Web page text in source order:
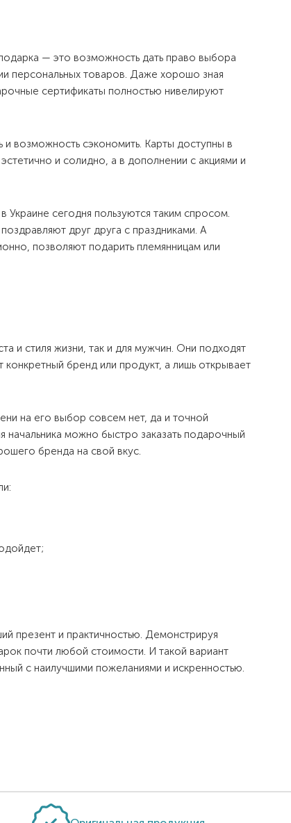
— это возможность дать право выбора
персональных товаров. Даже хорошо зная
сертификаты полностью нивелируют
и возможность сэкономить. Карты доступны в
и солидно, а в дополнении с акциями и
сегодня пользуются таким спросом.
друг друга с праздниками. А
позволяют подарить племянницам или
и стиля жизни, так и для мужчин. Они подходят
бренд или продукт, а лишь открывает
на его выбор совсем нет, да и точной
можно быстро заказать подарочный
бренда на свой вкус.
презент и практичностью. Демонстрируя
почти любой стоимости. И такой вариант
с наилучшими пожеланиями и искренностью.